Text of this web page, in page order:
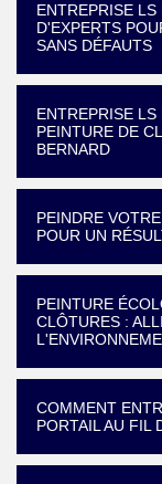
ENTREPRISE
D'EXPERTS
SANS DÉFAUTS
ENTREPRISE
PEINTURE DE
BERNARD
PEINDRE
POUR UN
PEINTURE
CLÔTURES :
COMMENT
PORTAIL AU FIL